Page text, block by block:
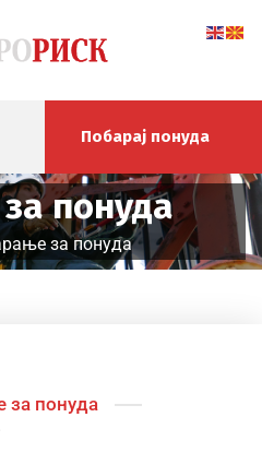
Побарај понуда
понуда
за понуда
за понуда